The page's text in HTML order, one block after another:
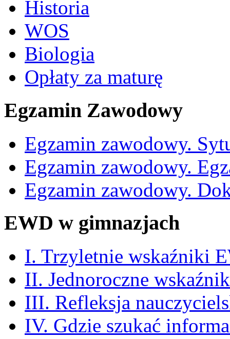
Historia
WOS
Biologia
Opłaty za maturę
Egzamin Zawodowy
Egzamin zawodowy.
Egzamin zawodowy.
Egzamin zawodowy.
EWD w gimnazjach
I. Trzyletnie wskaźniki
II. Jednoroczne
III. Refleksja
IV. Gdzie szukać